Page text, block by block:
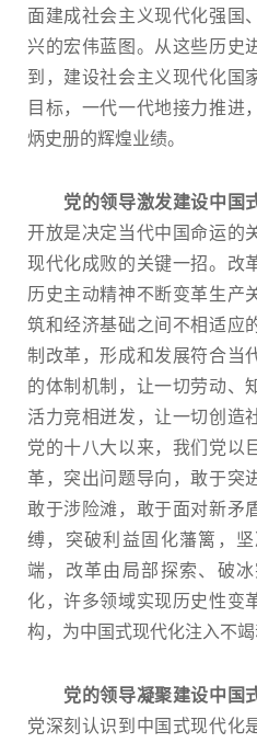
面建成社会主义现代化强国
兴的宏伟蓝图。从这些历史
到，建设社会主义现代化国
目标，一代一代地接力推进
炳史册的辉煌业绩。
党的领导激发建设中国
开放是决定当代中国命运的
现代化成败的关键一招。改
历史主动精神不断变革生产
筑和经济基础之间不相适应
制改革，形成和发展符合当
的体制机制，让一切劳动、
活力竞相迸发，让一切创造
党的十八大以来，我们党以
革，突出问题导向，敢于突
敢于涉险滩，敢于面对新矛
缚，突破利益固化藩篱，
端，改革由局部探索、破
化，许多领域实现历史性变
构，为中国式现代化注入不竭
党的领导凝聚建设中国
党深刻认识到中国式现代化